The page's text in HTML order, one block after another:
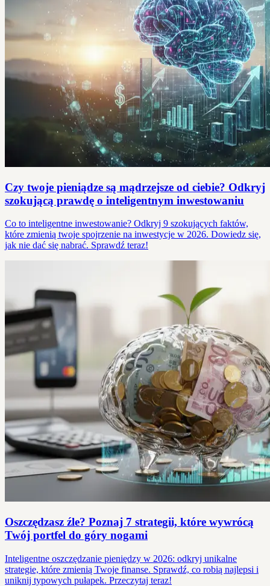
Czy twoje pieniądze są mądrzejsze od ciebie? Odkryj
szokującą prawdę o inteligentnym inwestowaniu
Co to inteligentne inwestowanie? Odkryj 9 szokujących faktów,
które zmienią twoje spojrzenie na inwestycje w 2026. Dowiedz się,
jak nie dać się nabrać. Sprawdź teraz!
Oszczędzasz źle? Poznaj 7 strategii, które wywrócą
Twój portfel do góry nogami
Inteligentne oszczędzanie pieniędzy w 2026: odkryj unikalne
strategie, które zmienią Twoje finanse. Sprawdź, co robią najlepsi i
uniknij typowych pułapek. Przeczytaj teraz!